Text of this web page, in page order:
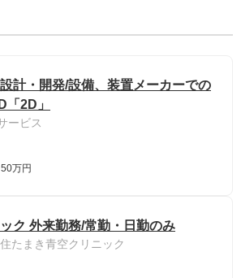
計・開発/設備、装置メーカーでの
2D」
ービス
万円
ク 外来勤務/常勤・日勤のみ
たまき青空クリニック